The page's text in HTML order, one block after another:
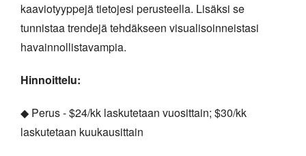
kaaviotyyppejä tietojesi perusteella. Lisäksi se
tunnistaa trendejä tehdäkseen visualisoinneistasi
havainnollistavampia.
Hinnoittelu:
◆ Perus - $24/kk laskutetaan vuosittain; $30/kk
laskutetaan kuukausittain